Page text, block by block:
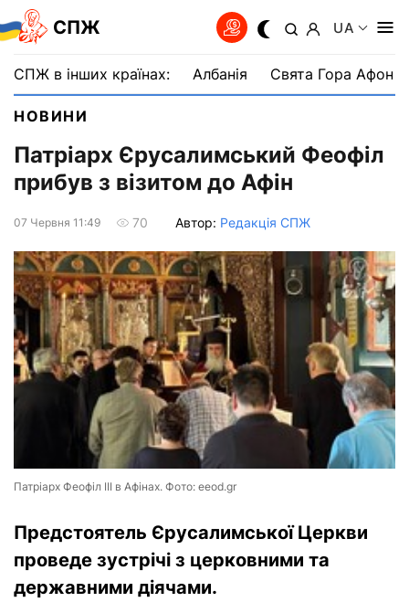
СПЖ UA
СПЖ в інших країнах: Албанія Свята Гора Афон
НОВИНИ
Патріарх Єрусалимський Феофіл
прибув з візитом до Афін
07 Червня 11:49 70 Автор: Редакція СПЖ
Патріарх Феофіл III в Афінах. Фото: eeod.gr
Предстоятель Єрусалимської Церкви
проведе зустрічі з церковними та
державними діячами.